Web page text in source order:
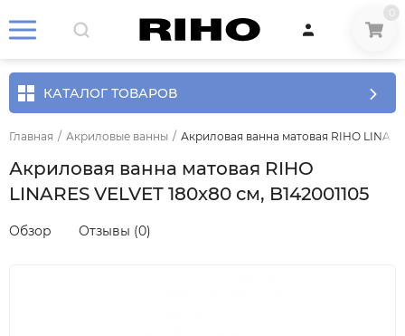
КАТАЛОГ ТОВАРОВ
Главная / Акриловые ванны / Акриловая ванна матовая RIHO
Акриловая ванна матовая RIHO
LINARES VELVET 180x80 см, B142001105
Обзор Отзывы (0)